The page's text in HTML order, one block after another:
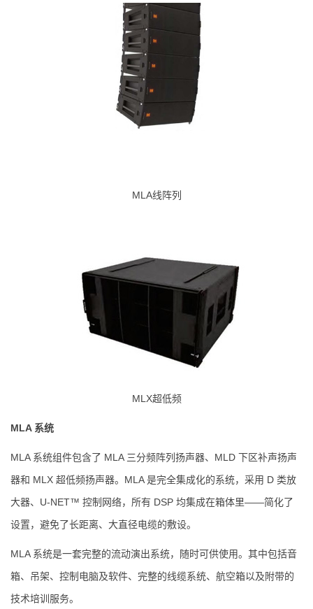
MLA线阵列
MLX超低频
MLA 系统
MLA 系统组件包含了 MLA 三分频阵列扬声器、MLD 下区补声扬声
器和 MLX 超低频扬声器。MLA 是完全集成化的系统，采用 D 类放
大器、U-NET™ 控制网络，所有 DSP 均集成在箱体里——简化了
设置，避免了长距离、大直径电缆的敷设。
MLA 系统是一套完整的流动演出系统，随时可供使用。其中包括音
箱、吊架、控制电脑及软件、完整的线缆系统、航空箱以及附带的
技术培训服务。